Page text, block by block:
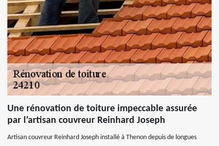
Une rénovation de toiture impeccable assurée
par l’artisan couvreur Reinhard Joseph
Artisan couvreur Reinhard Joseph installé à Thenon depuis de longues